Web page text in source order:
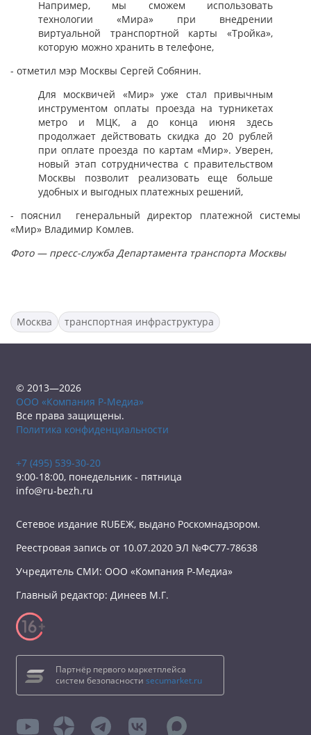
Например, мы сможем использовать
технологии «Мира» при внедрении
виртуальной транспортной карты «Тройка»,
которую можно хранить в телефоне,
- отметил мэр Москвы Сергей Собянин.
Для москвичей «Мир» уже стал привычным
инструментом оплаты проезда на турникетах
метро и МЦК, а до конца июня здесь
продолжает действовать скидка до 20 рублей
при оплате проезда по картам «Мир». Уверен,
новый этап сотрудничества с правительством
Москвы позволит реализовать еще больше
удобных и выгодных платежных решений,
- пояснил генеральный директор платежной системы
«Мир» Владимир Комлев.
Фото — пресс-служба Департамента транспорта Москвы
Москва транспортная инфраструктура
© 2013—2026
ООО «Компания Р-Медиа»
Все права защищены.
Политика конфиденциальности
+7 (495) 539-30-20
9:00-18:00, понедельник - пятница
info@ru-bezh.ru
Сетевое издание RUБЕЖ, выдано Роскомнадзором.
Реестровая запись от 10.07.2020 ЭЛ №ФС77-78638
Учредитель СМИ: ООО «Компания Р-Медиа»
Главный редактор: Динеев М.Г.
Партнёр первого маркетплейса
систем безопасности secumarket.ru